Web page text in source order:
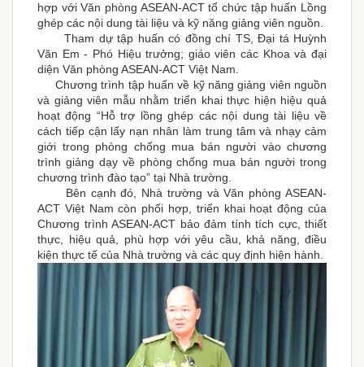
hợp với Văn phòng ASEAN-ACT tổ chức tập huấn Lồng
ghép các nội dung tài liệu và kỹ năng giảng viên nguồn.
Tham dự tập huấn có đồng chí TS, Đại tá Huỳnh
Văn Em - Phó Hiệu trưởng; giáo viên các Khoa và đại
diện Văn phòng ASEAN-ACT Việt Nam.
Chương trình tập huấn về kỹ năng giảng viên nguồn
và giảng viên mẫu nhằm triển khai thực hiện hiệu quả
hoạt động “Hỗ trợ lồng ghép các nội dung tài liệu về
cách tiếp cận lấy nạn nhân làm trung tâm và nhạy cảm
giới trong phòng chống mua bán người vào chương
trình giảng dạy về phòng chống mua bán người trong
chương trình đào tạo” tại Nhà trường.
Bên cạnh đó, Nhà trường và Văn phòng ASEAN-
ACT Việt Nam còn phối hợp, triển khai hoạt động của
Chương trình ASEAN-ACT bảo đảm tính tích cực, thiết
thực, hiệu quả, phù hợp với yêu cầu, khả năng, điều
kiện thực tế của Nhà trường và các quy định hiện hành.